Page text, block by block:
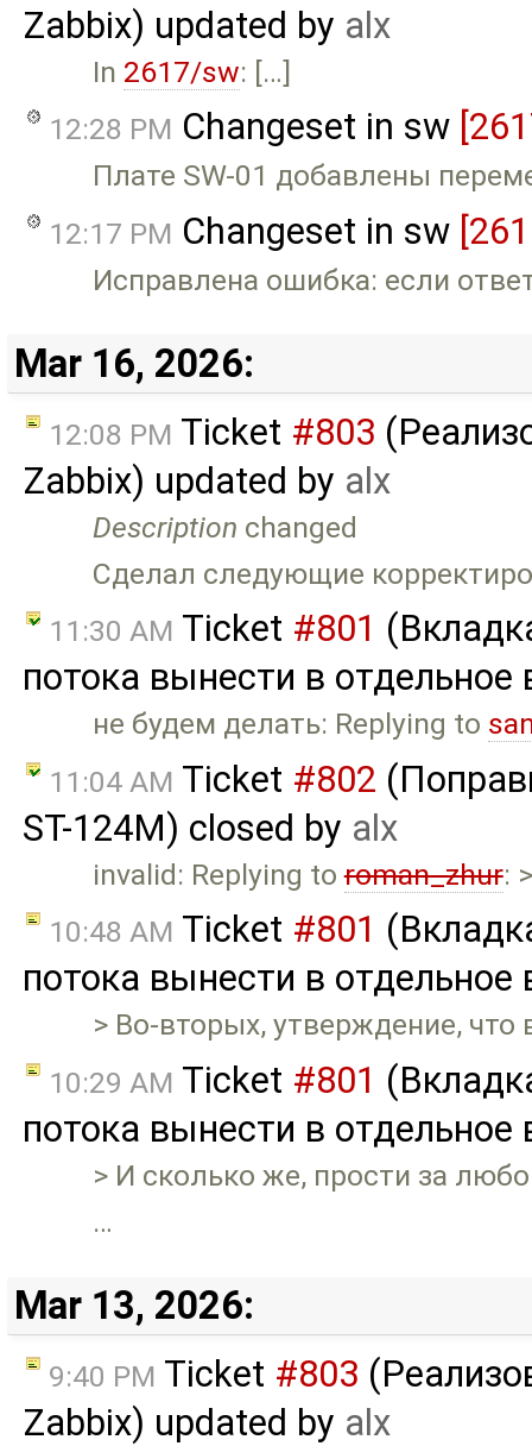
Zabbix) updated by alx
In 2617/sw: […]
12:28 PM Changeset in sw
Плате SW-01 добавлены
12:17 PM Changeset in sw
Исправлена ошибка: если
Mar 16, 2026:
12:08 PM Ticket #803
Zabbix) updated by alx
Description changed
Сделал следующие
11:30 AM Ticket #801
потока вынести в
не будем делать: Replying to
11:04 AM Ticket #802
ST-124M) closed by alx
invalid: Replying toroman_zhur:
10:48 AM Ticket #801
потока вынести в
> Во-вторых, утверждение,
10:29 AM Ticket #801
потока вынести в
> И сколько же, прости за
…
Mar 13, 2026:
9:40 PM Ticket #803
Zabbix) updated by alx